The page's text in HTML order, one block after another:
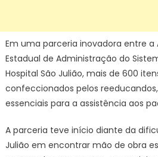
Em uma parceria inovadora entre a
Estadual de Administração do
Hospital São Julião, mais de 600
confeccionados pelos
essenciais para a assistência aos
A parceria teve início diante da
Julião em encontrar mão de obra